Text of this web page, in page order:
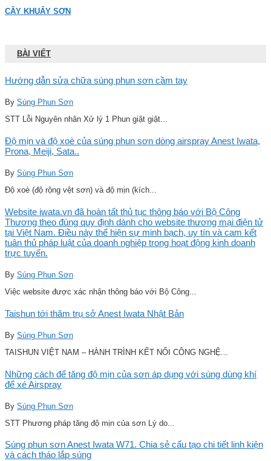
CÂY KHUẤY SƠN
BÀI VIẾT
Hướng dẫn sửa chữa súng phun sơn cầm tay
By Súng Phun Sơn
STT Lỗi Nguyên nhân Xử lý 1 Phun giật giật...
Độ mịn và độ xoè của súng phun sơn dòng airspray Anest Iwata,
Prona, Meiji, Sata..
By Súng Phun Sơn
Độ xoè (độ rộng vệt sơn) và độ mịn (kích...
Website iwata.vn đã hoàn tất thủ tục thông báo với Bộ Công
Thương theo đúng quy định dành cho website thương mại điện tử
tại Việt Nam. Điều này thể hiện sự minh bạch, uy tín và cam kết
tuân thủ pháp luật của doanh nghiệp trong hoạt động kinh doanh
trực tuyến.
By Súng Phun Sơn
Việc website được xác nhận thông báo với Bộ Công...
Taishun tới thăm trụ sở Anest Iwata Nhật Bản
By Súng Phun Sơn
TAISHUN VIỆT NAM – HÀNH TRÌNH KẾT NỐI CÔNG NGHỆ...
Những cách để tăng độ mịn của sơn áp dụng với súng dùng khí
để xé Airspray
By Súng Phun Sơn
STT Phương pháp tăng độ mịn của sơn Lý do...
Súng phun sơn Anest Iwata W71. Chia sẻ cấu tạo chi tiết linh kiện
và cách tháo lắp súng